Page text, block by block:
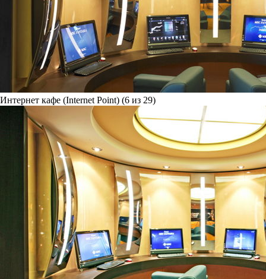
Интернет кафе (Internet Point) (6 из 29)